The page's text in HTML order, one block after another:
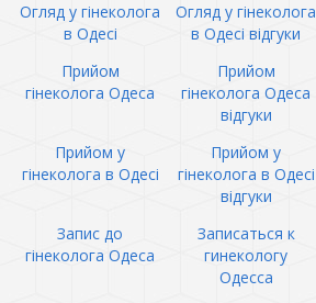
Огляд у гінеколога
в Одесі
Огляд у гінеколога
в Одесі відгуки
Прийом
гінеколога Одеса
Прийом
гінеколога Одеса
відгуки
Прийом у
гінеколога в Одесі
Прийом у
гінеколога в Одесі
відгуки
Запис до
гінеколога Одеса
Записаться к
гинекологу
Одесса